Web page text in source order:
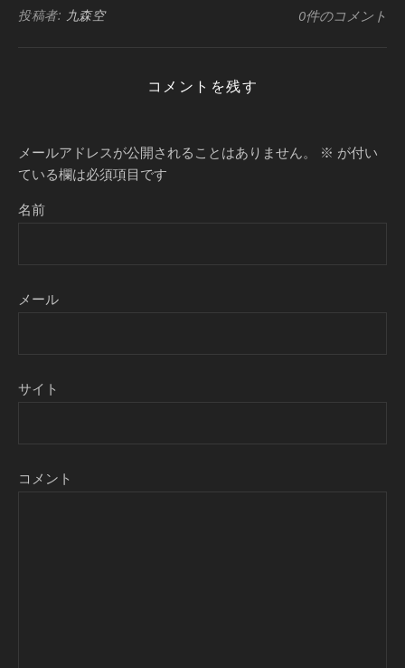
投稿者: 九森空 0件のコメント
コメントを残す
メールアドレスが公開されることはありません。 ※ が付い
ている欄は必須項目です
名前
メール
サイト
コメント